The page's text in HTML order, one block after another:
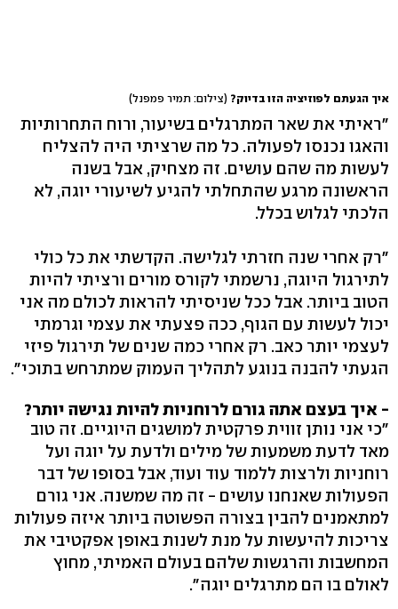
איך הגעתם לפוזיציה הזו בדיוק? (צילום: תמיר פמפנל)
"ראיתי את שאר המתרגלים בשיעור, ורוח התחרותיות
והאגו נכנסו לפעולה. כל מה שרציתי היה להצליח
לעשות מה שהם עושים. זה מצחיק, אבל בשנה
הראשונה מרגע שהתחלתי להגיע לשיעורי יוגה, לא
הלכתי לגלוש בכלל.
"רק אחרי שנה חזרתי לגלישה. הקדשתי את כל כולי
לתירגול היוגה, נרשמתי לקורס מורים ורציתי להיות
הטוב ביותר. אבל ככל שניסיתי להראות לכולם מה אני
יכול לעשות עם הגוף, ככה פצעתי את עצמי וגרמתי
לעצמי יותר כאב. רק אחרי כמה שנים של תירגול פיזי
הגעתי להבנה בנוגע לתהליך העמוק שמתרחש בתוכי".
- איך בעצם אתה גורם לרוחניות להיות נגישה יותר?
"כי אני נותן זווית פרקטית למושגים היוגיים. זה טוב
מאד לדעת משמעות של מילים ולדעת על יוגה ועל
רוחניות ולרצות ללמוד עוד ועוד, אבל בסופו של דבר
הפעולות שאנחנו עושים - זה מה שמשנה. אני גורם
למתאמנים להבין בצורה הפשוטה ביותר איזה פעולות
צריכות להיעשות על מנת לשנות באופן אפקטיבי את
המחשבות והרגשות שלהם בעולם האמיתי, מחוץ
לאולם בו הם מתרגלים יוגה".